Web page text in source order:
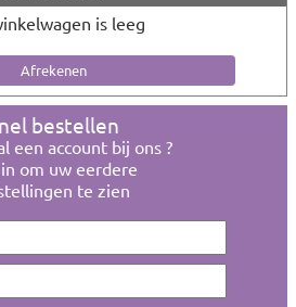
is leeg
bestellen
een account bij ons ?
om uw eerdere
te zien